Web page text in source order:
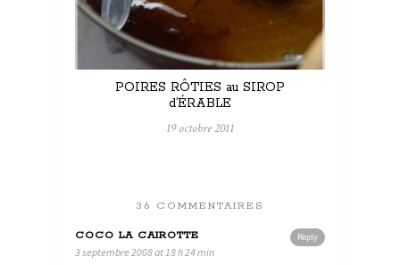
POIRES RÔTIES au SIROP
d’ÉRABLE
19 octobre 2011
36 COMMENTAIRES
Reply
COCO LA CAIROTTE
3 septembre 2008 at 18 h 24 min